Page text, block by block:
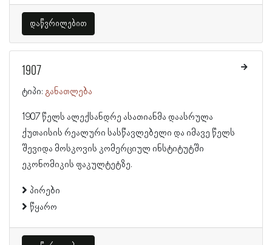
დაწვრილებით
1907
ტიპი: განათლება
1907 წელს ალექსანდრე ასათიანმა დაასრულა
ქუთაისის რეალური სასწავლებელი და იმავე წელს
შევიდა მოსკოვის კომერციულ ინსტიტუტში
ეკონომიკის ფაკულტეტზე.
პირები
წყარო